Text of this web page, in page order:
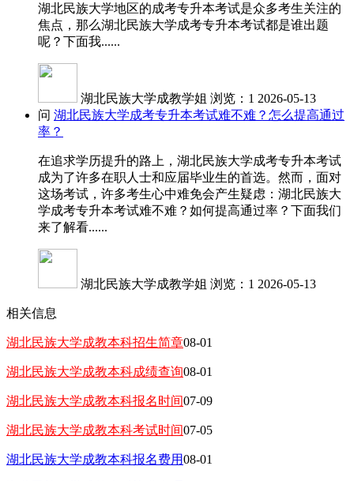
湖北民族大学地区的成考专升本考试是众多考生关注的
焦点，那么湖北民族大学成考专升本考试都是谁出题
呢？下面我......
湖北民族大学成教学姐 浏览：1 2026-05-13
问 湖北民族大学成考专升本考试难不难？怎么提高通过
率？
在追求学历提升的路上，湖北民族大学成考专升本考试
成为了许多在职人士和应届毕业生的首选。然而，面对
这场考试，许多考生心中难免会产生疑虑：湖北民族大
学成考专升本考试难不难？如何提高通过率？下面我们
来了解看......
湖北民族大学成教学姐 浏览：1 2026-05-13
相关信息
湖北民族大学成教本科招生简章08-01
湖北民族大学成教本科成绩查询08-01
湖北民族大学成教本科报名时间07-09
湖北民族大学成教本科考试时间07-05
湖北民族大学成教本科报名费用08-01